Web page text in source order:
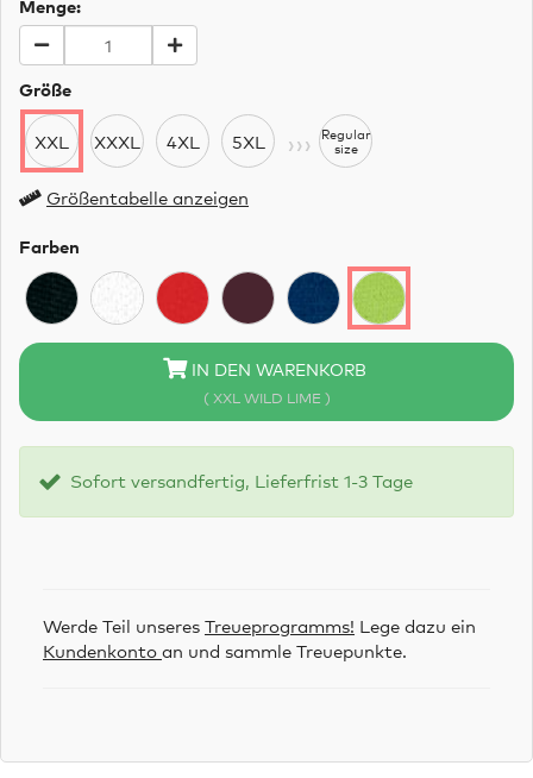
Menge:
Größe
XXL XXXL 4XL 5XL ›››
Regular
size
Größentabelle anzeigen
Farben
IN DEN WARENKORB
( XXL WILD LIME )
Sofort versandfertig, Lieferfrist 1-3 Tage
Werde Teil unseres Treueprogramms! Lege dazu ein
Kundenkonto an und sammle Treuepunkte.